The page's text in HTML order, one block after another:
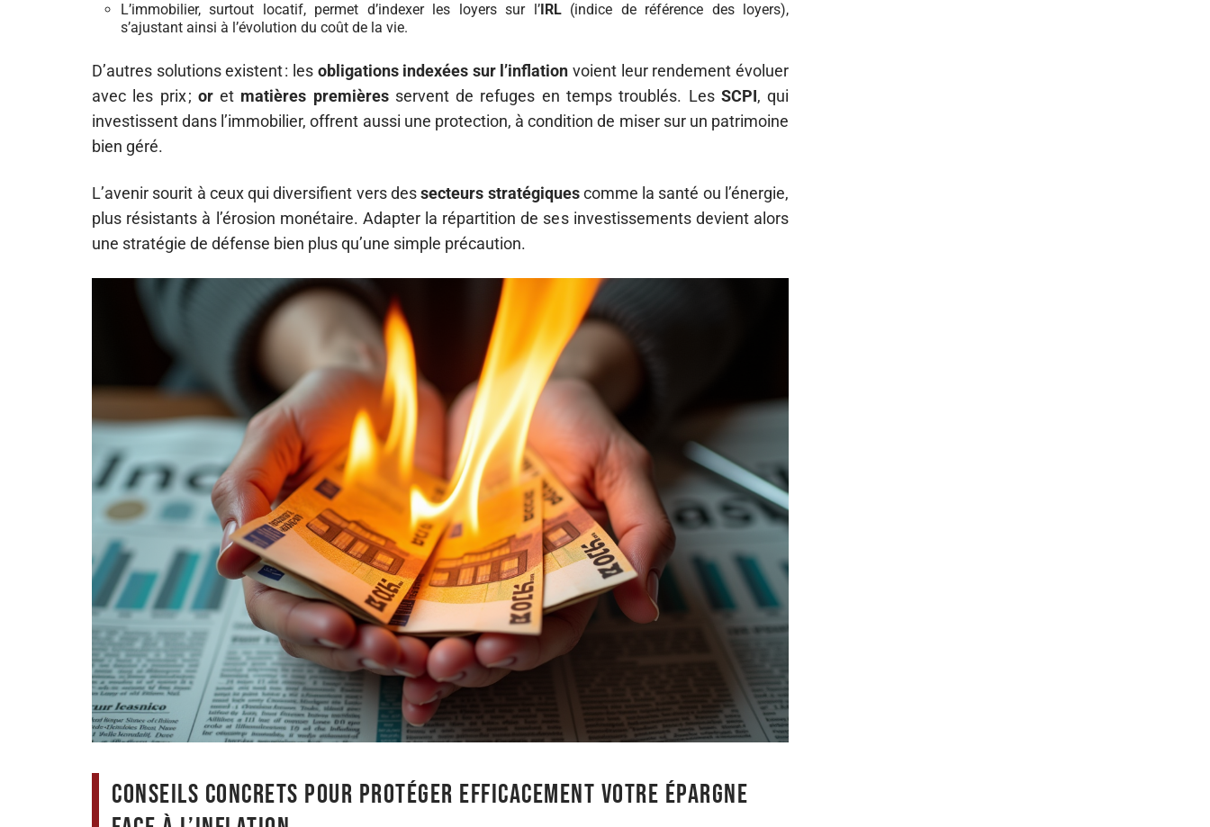
L’immobilier, surtout locatif, permet d’indexer les loyers sur l’IRL(indice de référence des loyers),
s’ajustant ainsi à l’évolution du coût de la vie.
D’autres solutions existent : les obligations indexées sur l’inflation voient leur rendement évoluer
avec les prix ; oret matières premièresservent de refuges en temps troublés. Les SCPI, qui
investissent dans l’immobilier, offrent aussi une protection, à condition de miser sur un patrimoine
bien géré.
L’avenir sourit à ceux qui diversifient vers dessecteurs stratégiquescomme la santé ou l’énergie,
plus résistants à l’érosion monétaire. Adapter la répartition de ses investissements devient alors
une stratégie de défense bien plus qu’une simple précaution.
Conseils concrets pour protéger efficacement votre épargne